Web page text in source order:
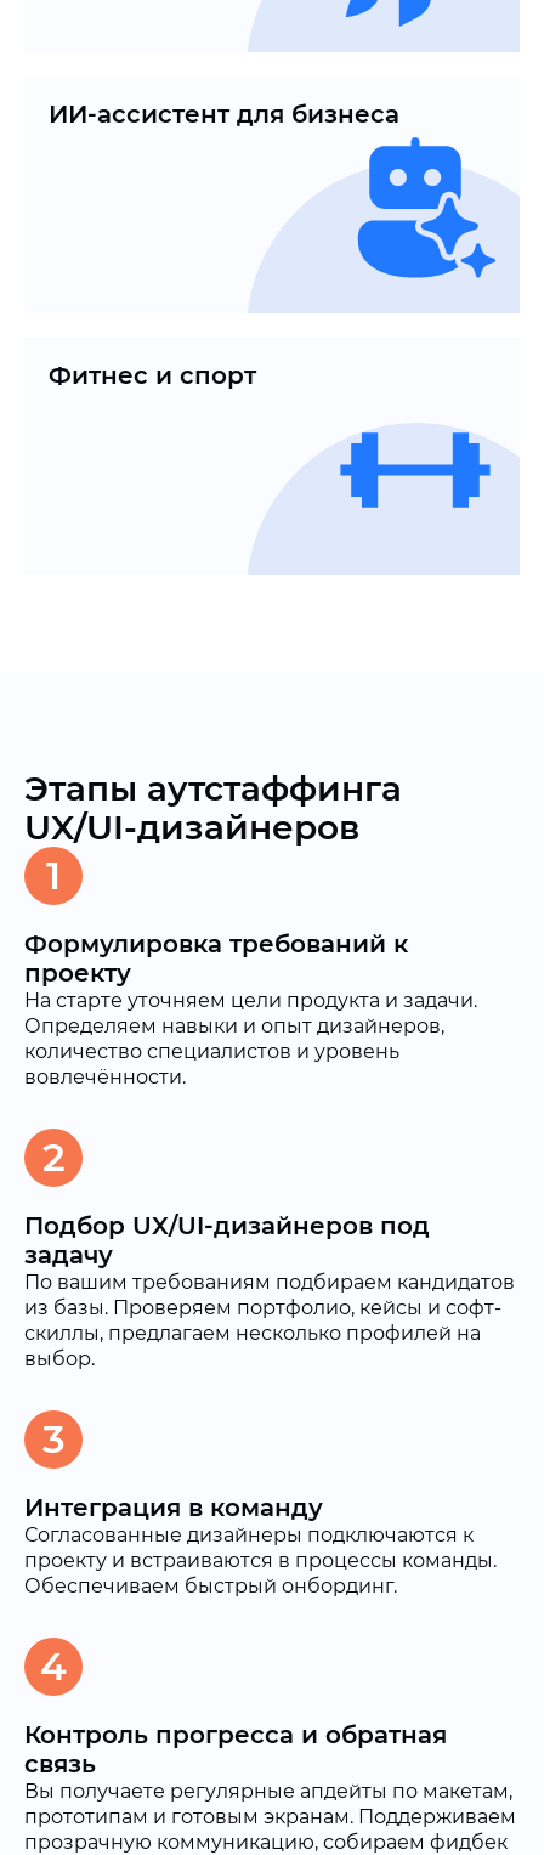
ИИ-ассистент для бизнеса
Фитнес и спорт
Этапы аутстаффинга
UX/UI-дизайнеров
1
Формулировка требований к
проекту
На старте уточняем цели продукта и задачи.
Определяем навыки и опыт дизайнеров,
количество специалистов и уровень
вовлечённости.
2
Подбор UX/UI-дизайнеров под
задачу
По вашим требованиям подбираем кандидатов
из базы. Проверяем портфолио, кейсы и софт-
скиллы, предлагаем несколько профилей на
выбор.
3
Интеграция в команду
Согласованные дизайнеры подключаются к
проекту и встраиваются в процессы команды.
Обеспечиваем быстрый онбординг.
4
Контроль прогресса и обратная
связь
Вы получаете регулярные апдейты по макетам,
прототипам и готовым экранам. Поддерживаем
прозрачную коммуникацию, собираем фидбек